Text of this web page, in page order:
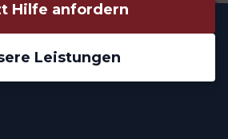
Hilfe anfordern
Leistungen